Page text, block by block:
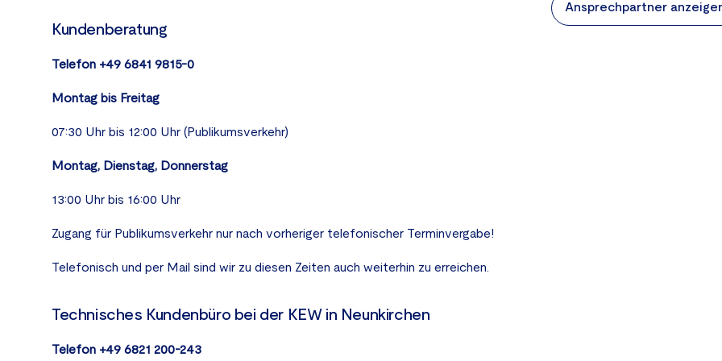
Kundenberatung
Telefon +49 6841 9815-0
Montag bis Freitag
07:30 Uhr bis 12:00 Uhr (Publikumsverkehr)
Montag, Dienstag, Donnerstag
13:00 Uhr bis 16:00 Uhr
Zugang für Publikumsverkehr nur nach vorheriger telefonischer Terminvergabe!
Telefonisch und per Mail sind wir zu diesen Zeiten auch weiterhin zu erreichen.
Technisches Kundenbüro bei der KEW in Neunkirchen
Telefon +49 6821 200-243
Ansprechpartner